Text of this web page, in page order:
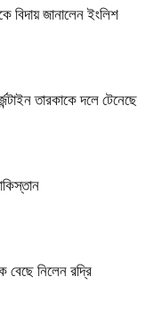
বিদায় জানালেন ইংলিশ
তারকাকে দলে টেনেছে
বেছে নিলেন রদ্রি